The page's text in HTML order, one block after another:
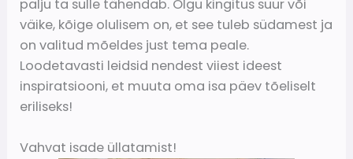
palju ta sulle tähendab. Olgu kingitus suur või
väike, kõige olulisem on, et see tuleb südamest ja
on valitud mõeldes just tema peale.
Loodetavasti leidsid nendest viiest ideest
inspiratsiooni, et muuta oma isa päev tõeliselt
eriliseks!
Vahvat isade üllatamist!